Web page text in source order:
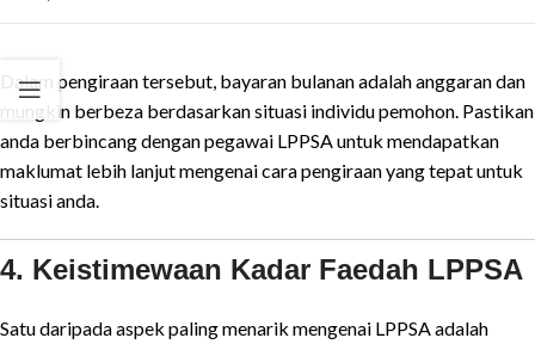
Dalam pengiraan tersebut, bayaran bulanan adalah anggaran dan
mungkin berbeza berdasarkan situasi individu pemohon. Pastikan
anda berbincang dengan pegawai LPPSA untuk mendapatkan
maklumat lebih lanjut mengenai cara pengiraan yang tepat untuk
situasi anda.
4. Keistimewaan Kadar Faedah LPPSA
Satu daripada aspek paling menarik mengenai LPPSA adalah